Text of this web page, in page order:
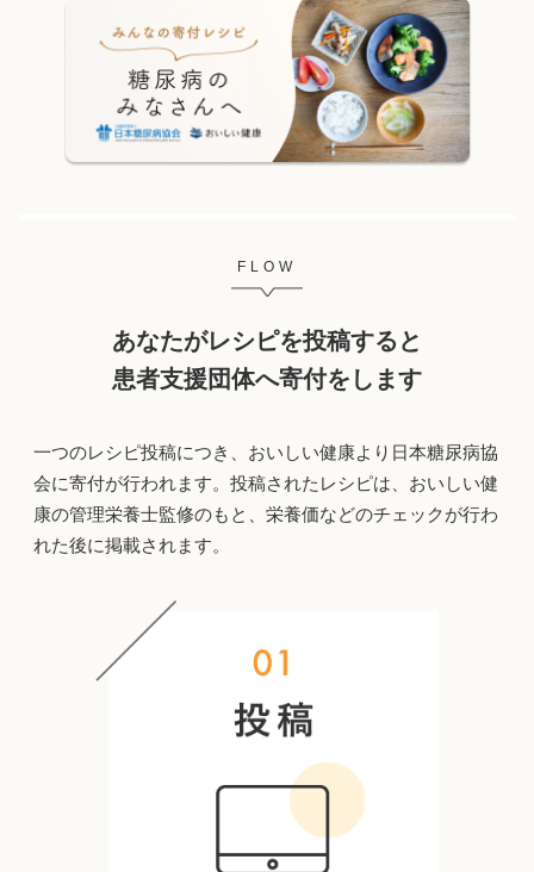
FLOW
あなたがレシピを投稿すると
患者支援団体へ寄付をします
一つのレシピ投稿につき、おいしい健康より日本糖尿病協
会に寄付が行われます。投稿されたレシピは、おいしい健
康の管理栄養士監修のもと、栄養価などのチェックが行わ
れた後に掲載されます。